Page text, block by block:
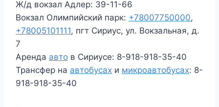
Ж/д вокзал Адлер: 39-11-66
Вокзал Олимпийский парк: +78007750000,
+78005101111, пгт Сириус, ул. Вокзальная, д.
7
Аренда авто в Сириусе: 8-918-918-35-40
Трансфер на автобусах и микроавтобусах: 8-
918-918-35-40